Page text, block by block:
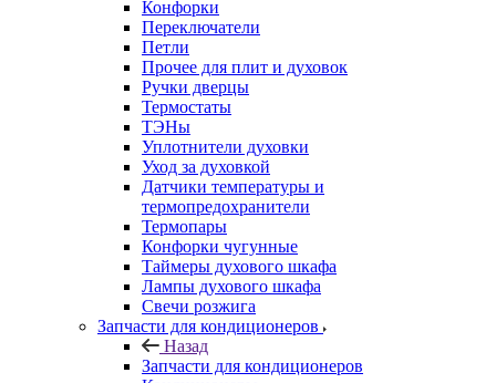
Конфорки
Переключатели
Петли
Прочее для плит и духовок
Ручки дверцы
Термостаты
ТЭНы
Уплотнители духовки
Уход за духовкой
Датчики температуры и
термопредохранители
Термопары
Конфорки чугунные
Таймеры духового шкафа
Лампы духового шкафа
Свечи розжига
Запчасти для кондиционеров
Назад
Запчасти для кондиционеров